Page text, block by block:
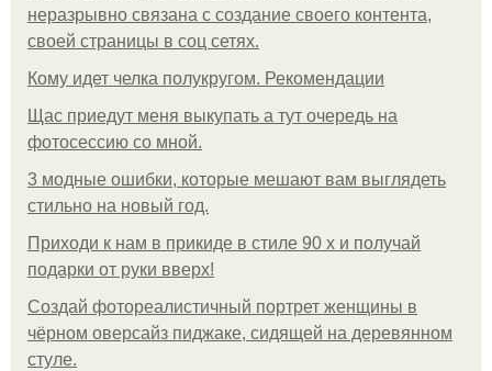
неразрывно связана с создание своего контента,
своей страницы в соц сетях.
Кому идет челка полукругом. Рекомендации
Щас приедут меня выкупать а тут очередь на
фотосессию со мной.
3 модные ошибки, которые мешают вам выглядеть
стильно на новый год.
Приходи к нам в прикиде в стиле 90 х и получай
подарки от руки вверх!
Создай фотореалистичный портрет женщины в
чёрном оверсайз пиджаке, сидящей на деревянном
стуле.